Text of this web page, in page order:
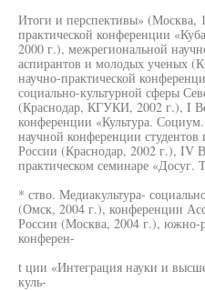
Итоги и перспективы» (Москва,
практической конференции
2000 г.), межрегиональной
аспирантов и молодых ученых
научно-практической
социально-культурной сферы
(Краснодар, КГУКИ, 2002 г.), I
конференции «Культура.
научной конференции
России (Краснодар, 2002 г.), IV
практическом семинаре «Досуг.
* ство. Медиакультура-
(Омск, 2004 г.), конференции
России (Москва, 2004 г.), южно-
конферен-
t ции «Интеграция науки и
куль-